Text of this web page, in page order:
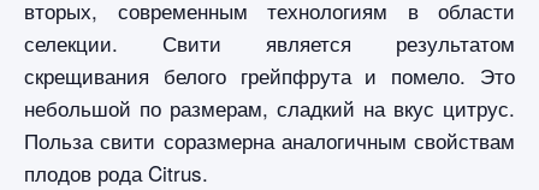
вторых, современным технологиям в области
селекции. Свити является результатом
скрещивания белого грейпфрута и помело. Это
небольшой по размерам, сладкий на вкус цитрус.
Польза свити соразмерна аналогичным свойствам
плодов рода Citrus.